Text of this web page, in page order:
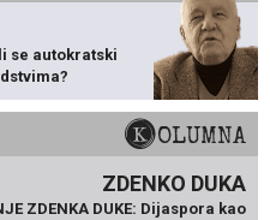
li se autokratski
KOLUMNA
ZDENKO DUKA
ZDENKA DUKE: Dijaspora kao